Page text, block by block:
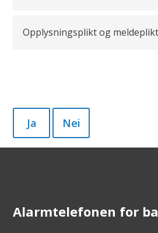
Opplysningsplikt og meldeplikt
Ja Nei
Alarmtelefonen for